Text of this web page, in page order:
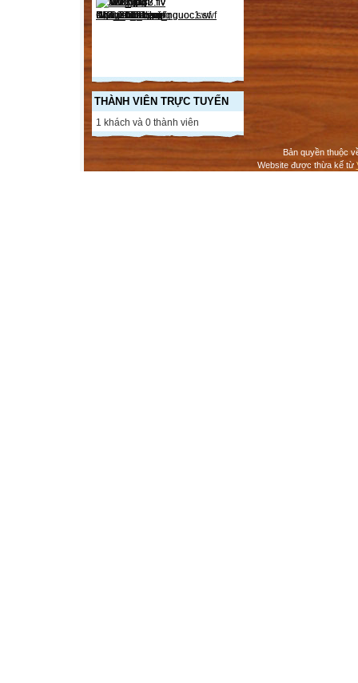
THÀNH VIÊN TRỰC TUYẾN
1 khách và 0 thành viên
Bản quyền thuộc
Website được thừa kế từ